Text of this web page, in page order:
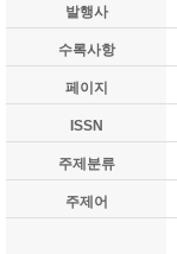
발행사
수록사항
페이지
ISSN
주제분류
주제어